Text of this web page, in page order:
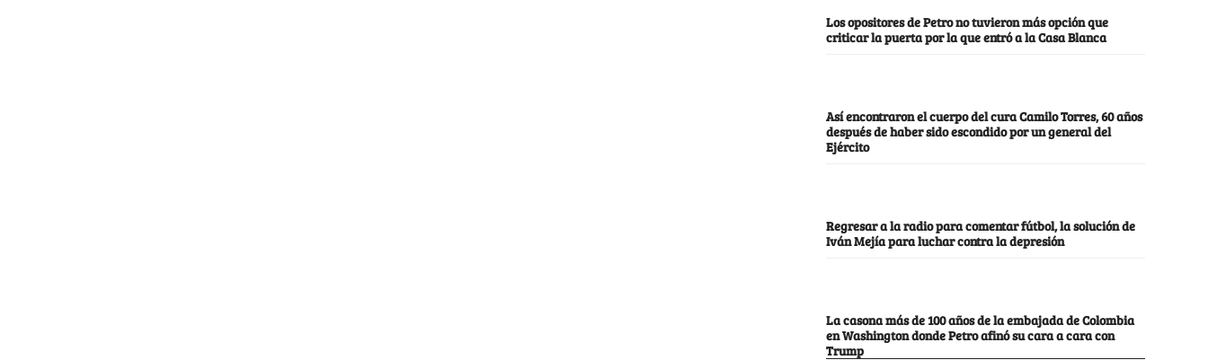
Los opositores de Petro no tuvieron más opción que
criticar la puerta por la que entró a la Casa Blanca
Así encontraron el cuerpo del cura Camilo Torres, 60 años
después de haber sido escondido por un general del
Ejército
Regresar a la radio para comentar fútbol, la solución de
Iván Mejía para luchar contra la depresión
La casona más de 100 años de la embajada de Colombia
en Washington donde Petro afinó su cara a cara con
Trump